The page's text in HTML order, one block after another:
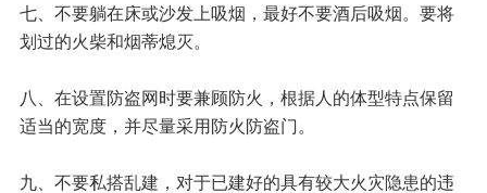
七、不要躺在床或沙发上吸烟，最好不要酒后吸烟。要将
划过的火柴和烟蒂熄灭。
八、在设置防盗网时要兼顾防火，根据人的体型特点保留
适当的宽度，并尽量采用防火防盗门。
九、不要私搭乱建，对于已建好的具有较大火灾隐患的违